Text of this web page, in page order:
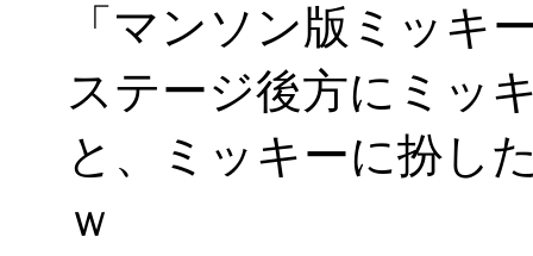
「マンソン版ミッキ
ステージ後方にミッ
と、ミッキーに扮し
ｗ